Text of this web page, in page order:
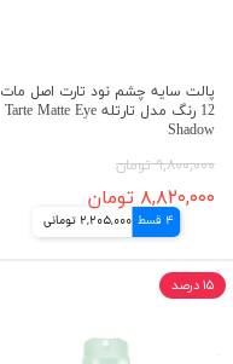
پالت سایه چشم نود تارت اصل مات
12 رنگ مدل تارتله Tarte Matte Eye
Shadow
۹,۸۰۰,۰۰۰ تومان
۸,۸۲۰,۰۰۰ تومان
4 قسط 2,205,000 تومانی
۱۵ درصد